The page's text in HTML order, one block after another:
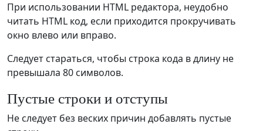
При использовании HTML редактора, неудобно
читать HTML код, если приходится прокручивать
окно влево или вправо.
Следует стараться, чтобы строка кода в длину не
превышала 80 символов.
Пустые строки и отступы
Не следует без веских причин добавлять пустые